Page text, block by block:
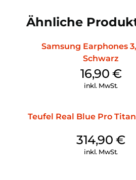
Ähnliche
Samsung Earphones
Schwarz
16,90 €
inkl. MwSt.
Teufel Real Blue Pro
314,90€
inkl. MwSt.